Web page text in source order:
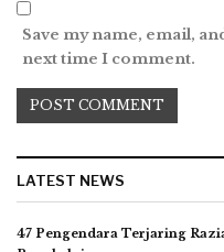
Save my name, email,
next time I comment.
LATEST NEWS
47 Pengendara Terjaring